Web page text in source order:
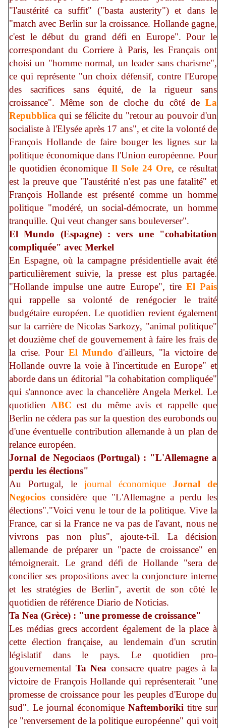
"l'austérité ca suffit" ("basta austerity") et dans le
"match avec Berlin sur la croissance. Hollande gagne,
c'est le début du grand défi en Europe". Pour le
correspondant du Corriere à Paris, les Français ont
choisi un "homme normal, un leader sans charisme",
ce qui représente "un choix défensif, contre l'Europe
des sacrifices sans équité, de la rigueur sans
croissance". Même son de cloche du côté de La
Repubblica qui se félicite du "retour au pouvoir d'un
socialiste à l'Elysée après 17 ans", et cite la volonté de
François Hollande de faire bouger les lignes sur la
politique économique dans l'Union européenne. Pour
le quotidien économique Il Sole 24 Ore, ce résultat
est la preuve que "l'austérité n'est pas une fatalité" et
François Hollande est présenté comme un homme
politique "modéré, un social-démocrate, un homme
tranquille. Qui veut changer sans bouleverser".
El Mundo (Espagne) : vers une "cohabitation
compliquée" avec Merkel
En Espagne, où la campagne présidentielle avait été
particulièrement suivie, la presse est plus partagée.
"Hollande impulse une autre Europe", tire El Pais
qui rappelle sa volonté de renégocier le traité
budgétaire européen. Le quotidien revient également
sur la carrière de Nicolas Sarkozy, "animal politique"
et douzième chef de gouvernement à faire les frais de
la crise. Pour El Mundo d'ailleurs, "la victoire de
Hollande ouvre la voie à l'incertitude en Europe" et
aborde dans un éditorial "la cohabitation compliquée"
qui s'annonce avec la chancelière Angela Merkel. Le
quotidien ABC est du même avis et rappelle que
Berlin ne cédera pas sur la question des eurobonds ou
d'une éventuelle contribution allemande à un plan de
relance européen.
Jornal de Negociaos (Portugal) : "L'Allemagne a
perdu les élections"
Au Portugal, le journal économique Jornal de
Negocios considère que "L'Allemagne a perdu les
élections"."Voici venu le tour de la politique. Vive la
France, car si la France ne va pas de l'avant, nous ne
vivrons pas non plus", ajoute-t-il. La décision
allemande de préparer un "pacte de croissance" en
témoignerait. Le grand défi de Hollande "sera de
concilier ses propositions avec la conjoncture interne
et les stratégies de Berlin", avertit de son côté le
quotidien de référence Diario de Noticias.
Ta Nea (Grèce) : "une promesse de croissance"
Les médias grecs accordent également de la place à
cette élection française, au lendemain d'un scrutin
législatif dans le pays. Le quotidien pro-
gouvernemental Ta Nea consacre quatre pages à la
victoire de François Hollande qui représenterait "une
promesse de croissance pour les peuples d'Europe du
sud". Le journal économique Naftemboriki titre sur
ce "renversement de la politique européenne" qui voit